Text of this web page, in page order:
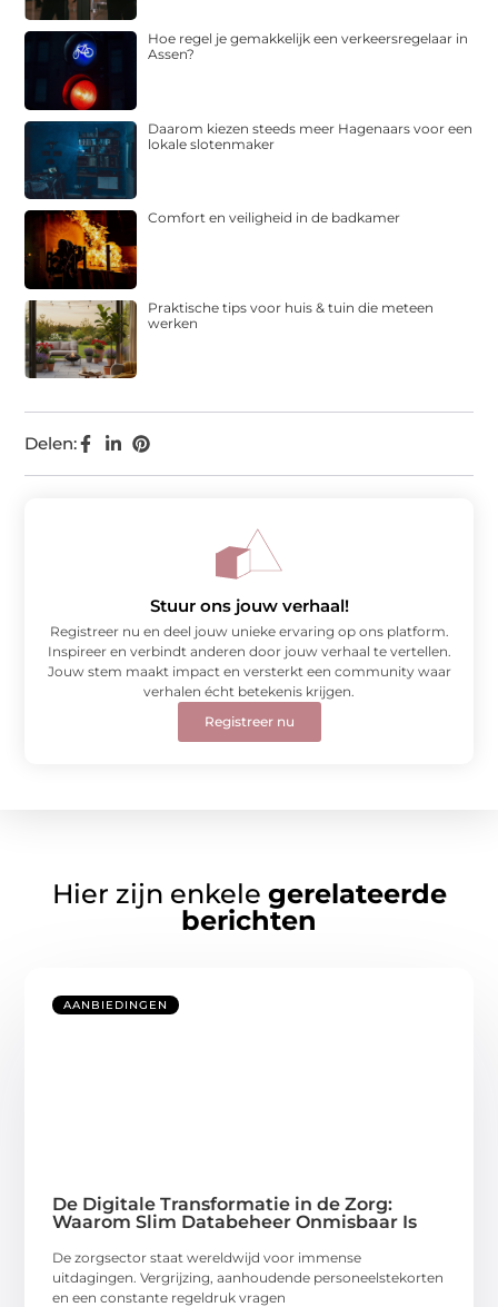
Delen:
Hoe regel je gemakkelijk een verkeersregelaar in
Assen?
Daarom kiezen steeds meer Hagenaars voor een
lokale slotenmaker
Comfort en veiligheid in de badkamer
Praktische tips voor huis & tuin die meteen
werken
Stuur ons jouw verhaal!
Registreer nu en deel jouw unieke ervaring op ons platform.
Inspireer en verbindt anderen door jouw verhaal te vertellen.
Jouw stem maakt impact en versterkt een community waar
verhalen écht betekenis krijgen.
Registreer nu
Hier zijn enkele gerelateerde
berichten
AANBIEDINGEN
De Digitale Transformatie in de Zorg:
Waarom Slim Databeheer Onmisbaar Is
De zorgsector staat wereldwijd voor immense
uitdagingen. Vergrijzing, aanhoudende personeelstekorten
en een constante regeldruk vragen